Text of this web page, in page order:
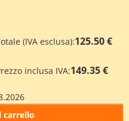
(IVA esclusa):125.50 €
inclusa IVA:149.35 €
carrello